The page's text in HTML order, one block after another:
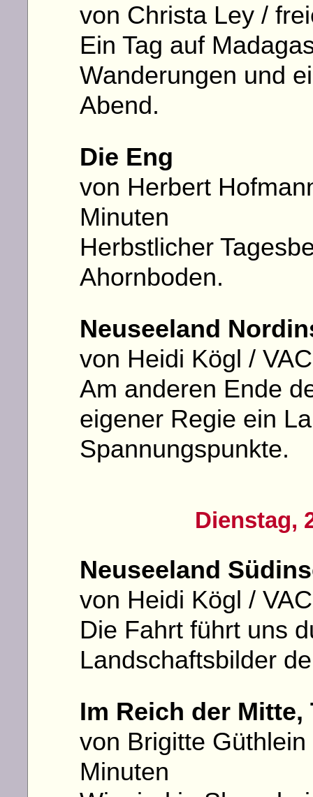
von Christa Ley /
Ein Tag auf
Wanderungen und
Abend.
Die Eng
von Herbert
Minuten
Herbstlicher
Ahornboden.
Neuseeland
von Heidi Kögl /
Am anderen Ende
eigener Regie ein
Spannungspunkte.
Dienstag,
Neuseeland
von Heidi Kögl /
Die Fahrt führt uns
Landschaftsbilder
Im Reich der Mitte,
von Brigitte
Minuten